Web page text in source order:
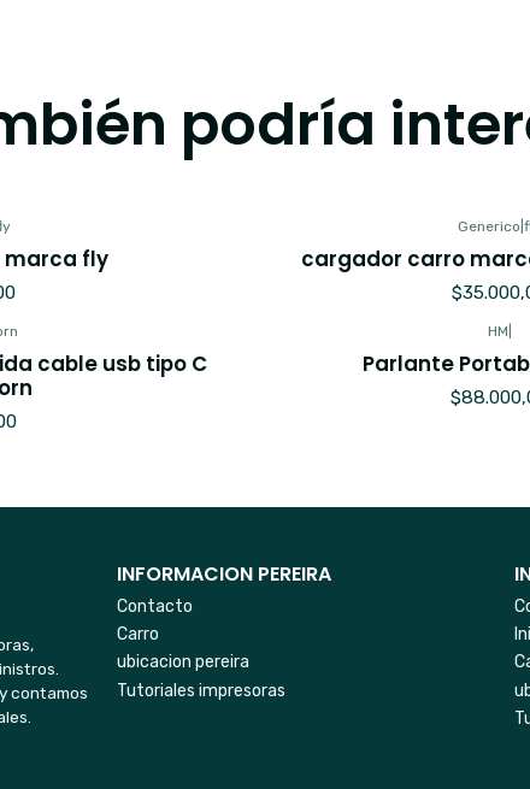
podría
marca fly
Generico |
cargador carro
cable usb tipo C
HM
Parlante
contamos
INFORMACION PEREIRA
Contacto
Carro
ubicacion pereira
Tutoriales impresoras